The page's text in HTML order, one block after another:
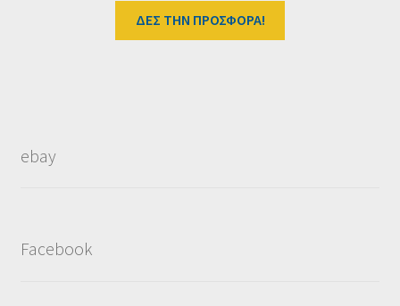
ΔΕΣ ΤΗΝ ΠΡΟΣΦΟΡΑ!
ebay
Facebook